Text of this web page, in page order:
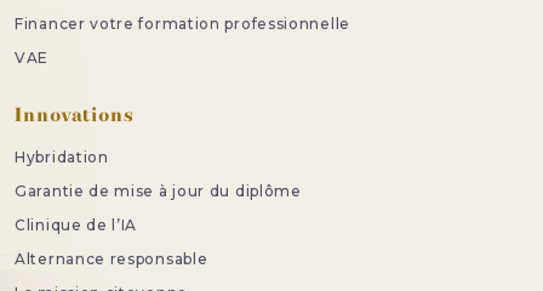
Financer votre formation professionnelle
VAE
Innovations
Hybridation
Garantie de mise à jour du diplôme
Clinique de l’IA
Alternance responsable